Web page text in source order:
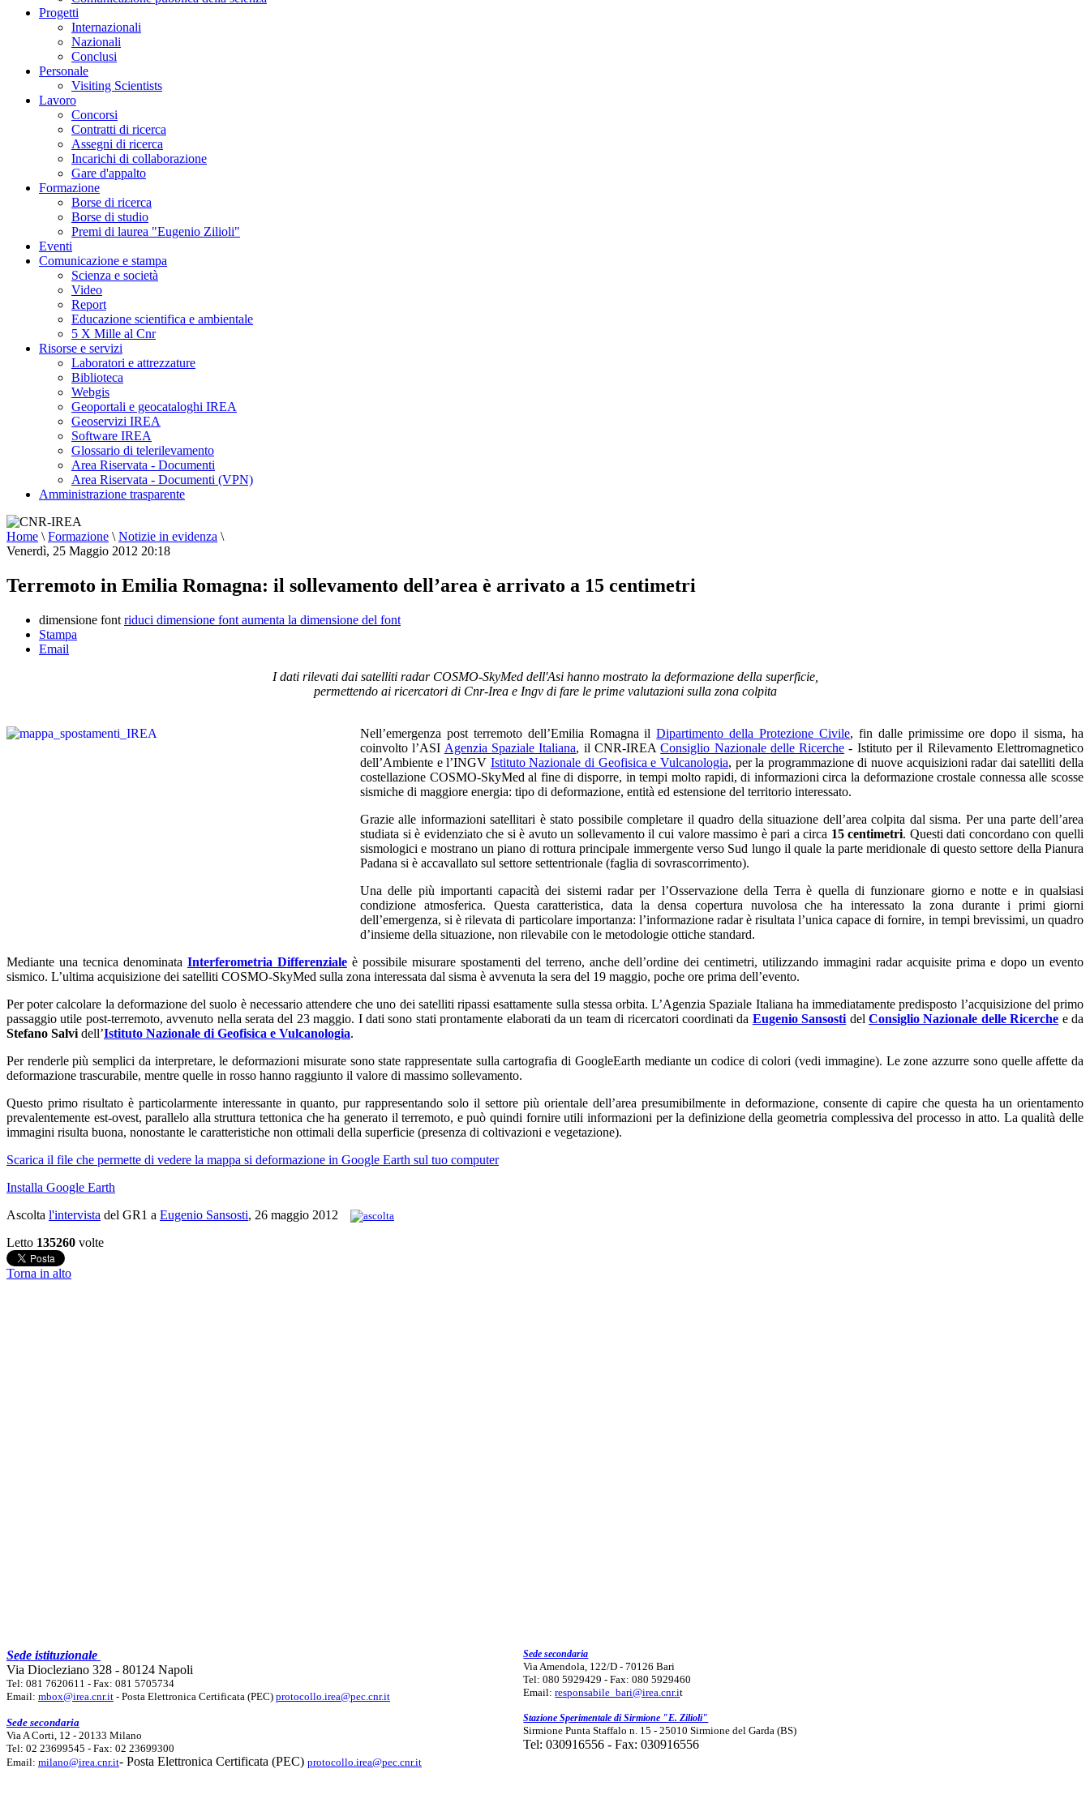
Progetti
Internazionali
Nazionali
Conclusi
Personale
Visiting Scientists
Lavoro
Concorsi
Contratti di ricerca
Assegni di ricerca
Incarichi di collaborazione
Gare d'appalto
Formazione
Borse di ricerca
Borse di studio
Premi di laurea "Eugenio Zilioli"
Eventi
Comunicazione e stampa
Scienza e società
Video
Report
Educazione scientifica e ambientale
5 X Mille al Cnr
Risorse e servizi
Laboratori e attrezzature
Biblioteca
Webgis
Geoportali e geocataloghi IREA
Geoservizi IREA
Software IREA
Glossario di telerilevamento
Area Riservata - Documenti
Area Riservata - Documenti (VPN)
Amministrazione trasparente
Home \ Formazione \ Notizie in evidenza \
Venerdì, 25 Maggio 2012 20:18
Terremoto in Emilia Romagna: il sollevamento dell’area è arrivato a 15 centimetri
dimensione font riduci dimensione font aumenta la dimensione del font
Stampa
Email
I dati rilevati dai satelliti radar COSMO-SkyMed dell'Asi hanno mostrato la deformazione della superficie,
permettendo ai ricercatori di Cnr-Irea e Ingv di fare le prime valutazioni sulla zona colpita
Nell’emergenza post terremoto dell’Emilia Romagna ilDipartimento della Protezione Civile, fin dalle primissime ore dopo il sisma, ha
coinvolto l’ASI Agenzia Spaziale Italiana, il CNR-IREAConsiglio Nazionale delle Ricerche - Istituto per il Rilevamento Elettromagnetico
dell’Ambiente e l’INGV Istituto Nazionale di Geofisica e Vulcanologia, per la programmazione di nuove acquisizioni radar dai satelliti della
costellazione COSMO-SkyMed al fine di disporre, in tempi molto rapidi, di informazioni circa la deformazione crostale connessa alle scosse
sismiche di maggiore energia: tipo di deformazione, entità ed estensione del territorio interessato.
Grazie alle informazioni satellitari è stato possibile completare il quadro della situazione dell’area colpita dal sisma. Per una parte dell’area
studiata si è evidenziato che si è avuto un sollevamento il cui valore massimo è pari a circa 15 centimetri. Questi dati concordano con quelli
sismologici e mostrano un piano di rottura principale immergente verso Sud lungo il quale la parte meridionale di questo settore della Pianura
Padana si è accavallato sul settore settentrionale (faglia di sovrascorrimento).
Una delle più importanti capacità dei sistemi radar per l’Osservazione della Terra è quella di funzionare giorno e notte e in qualsiasi
condizione atmosferica. Questa caratteristica, data la densa copertura nuvolosa che ha interessato la zona durante i primi giorni
dell’emergenza, si è rilevata di particolare importanza: l’informazione radar è risultata l’unica capace di fornire, in tempi brevissimi, un quadro
d’insieme della situazione, non rilevabile con le metodologie ottiche standard.
Mediante una tecnica denominata Interferometria Differenzialeè possibile misurare spostamenti del terreno, anche dell’ordine dei centimetri, utilizzando immagini radar acquisite prima e dopo un evento
sismico. L’ultima acquisizione dei satelliti COSMO-SkyMed sulla zona interessata dal sisma è avvenuta la sera del 19 maggio, poche ore prima dell’evento.
Per poter calcolare la deformazione del suolo è necessario attendere che uno dei satelliti ripassi esattamente sulla stessa orbita. L’Agenzia Spaziale Italiana ha immediatamente predisposto l’acquisizione del primo
passaggio utile post-terremoto, avvenuto nella serata del 23 maggio. I dati sono stati prontamente elaborati da un team di ricercatori coordinati da Eugenio Sansosti delConsiglio Nazionale delle Ricerche e da
Stefano Salvi dell’Istituto Nazionale di Geofisica e Vulcanologia.
Per renderle più semplici da interpretare, le deformazioni misurate sono state rappresentate sulla cartografia di GoogleEarth mediante un codice di colori (vedi immagine). Le zone azzurre sono quelle affette da
deformazione trascurabile, mentre quelle in rosso hanno raggiunto il valore di massimo sollevamento.
Questo primo risultato è particolarmente interessante in quanto, pur rappresentando solo il settore più orientale dell’area presumibilmente in deformazione, consente di capire che questa ha un orientamento
prevalentemente est-ovest, parallelo alla struttura tettonica che ha generato il terremoto, e può quindi fornire utili informazioni per la definizione della geometria complessiva del processo in atto. La qualità delle
immagini risulta buona, nonostante le caratteristiche non ottimali della superficie (presenza di coltivazioni e vegetazione).
Scarica il file che permette di vedere la mappa si deformazione in Google Earth sul tuo computer
Installa Google Earth
Ascolta l'intervista del GR1 a Eugenio Sansosti, 26 maggio 2012
Letto 135260 volte
Torna in alto
Sede istituzionale
Via Diocleziano 328 - 80124 Napoli
Tel: 081 7620611 - Fax: 081 5705734
Email: mbox@irea.cnr.it - Posta Elettronica Certificata (PEC) protocollo.irea@pec.cnr.it
Sede secondaria
Via A Corti, 12 - 20133 Milano
Tel: 02 23699545 - Fax: 02 23699300
Email: milano@irea.cnr.it- Posta Elettronica Certificata (PEC) protocollo.irea@pec.cnr.it
Sede secondaria
Via Amendola, 122/D - 70126 Bari
Tel: 080 5929429 - Fax: 080 5929460
Email:responsabile_bari@irea.cnr.it
Stazione Sperimentale di Sirmione "E. Zilioli"
Sirmione Punta Staffalo n. 15 - 25010 Sirmione del Garda (BS)
Tel: 030916556 - Fax: 030916556